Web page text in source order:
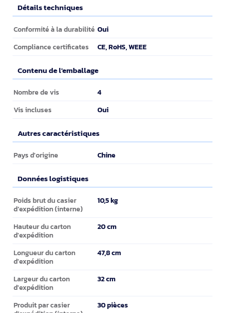
Détails techniques
Détails techniques
Conformité à la durabilité Oui
Compliance certificates CE, RoHS, WEEE
Contenu de l'emballage
Contenu de l'emballage
Nombre de vis 4
Vis incluses Oui
Autres caractéristiques
Autres caractéristiques
Pays d'origine Chine
Données logistiques
Données logistiques
Poids brut du casier
d’expédition (interne)
10,5 kg
Hauteur du carton
d'expédition
20 cm
Longueur du carton
d'expédition
47,8 cm
Largeur du carton
d'expédition
32 cm
Produit par casier
30 pièces